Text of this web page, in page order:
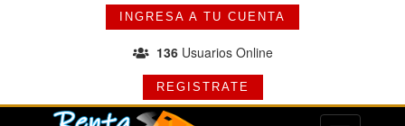
INGRESA A TU CUENTA
136Usuarios Online
REGISTRATE